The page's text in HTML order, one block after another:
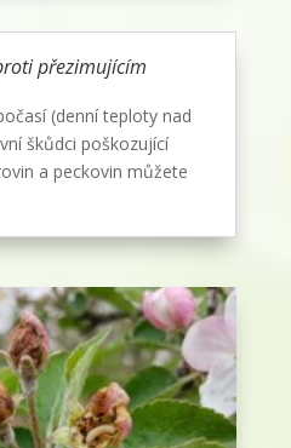
přezimujícím
(denní teploty nad
škůdci poškozující
a peckovin můžete